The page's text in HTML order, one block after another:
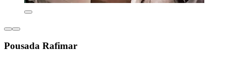
Pousada Rafimar